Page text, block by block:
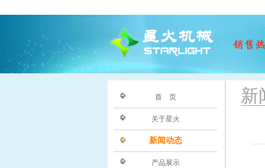
首 页
关于星火
新闻动态
产品展示
新